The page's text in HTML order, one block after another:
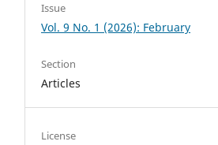
Issue
Vol. 9 No. 1 (2026): February
Section
Articles
License